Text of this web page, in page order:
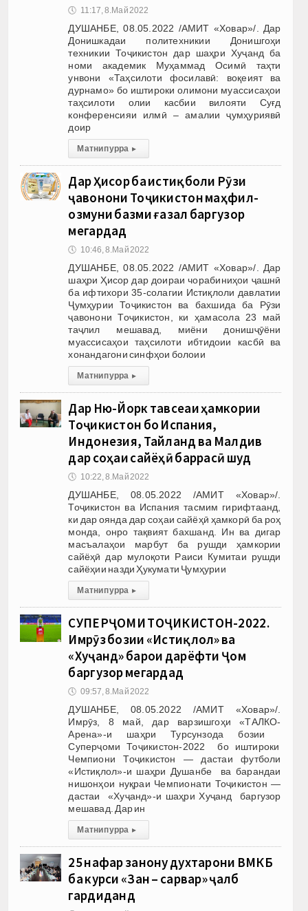
🕔 11:17, 8.Май 2022
ДУШАНБЕ, 08.05.2022 /АМИТ «Ховар»/. Дар
Донишкадаи политехникии Донишгоҳи
техникии Тоҷикистон дар шаҳри Хуҷанд ба
номи академик Муҳаммад Осимӣ таҳти
унвони «Таҳсилоти фосилавӣ: воқеият ва
дурнамо» бо иштироки олимони муассисаҳои
таҳсилоти олии касбии вилояти Суғд
конференсияи илмӣ – амалии ҷумҳуриявӣ
доир
Матни пурра ▸
Дар Ҳисор ба истиқболи Рӯзи
ҷавонони Тоҷикистон маҳфил-
озмуни базми ғазал баргузор
мегардад
🕔 10:46, 8.Май 2022
ДУШАНБЕ, 08.05.2022 /АМИТ «Ховар»/. Дар
шаҳри Ҳисор дар доираи чорабиниҳои ҷашнӣ
ба ифтихори 35-солагии Истиқлоли давлатии
Ҷумҳурии Тоҷикистон ва бахшида ба Рӯзи
ҷавонони Тоҷикистон, ки ҳамасола 23 май
таҷлил мешавад, миёни донишҷӯёни
муассисаҳои таҳсилоти ибтидоии касбӣ ва
хонандагони синфҳои болоии
Матни пурра ▸
Дар Ню-Йорк тавсеаи ҳамкории
Тоҷикистон бо Испания,
Индонезия, Тайланд ва Малдив
дар соҳаи сайёҳӣ баррасӣ шуд
🕔 10:22, 8.Май 2022
ДУШАНБЕ, 08.05.2022 /АМИТ «Ховар»/.
Тоҷикистон ва Испания тасмим гирифтаанд,
ки дар оянда дар соҳаи сайёҳӣ ҳамкорӣ ба роҳ
монда, онро тақвият бахшанд. Ин ва дигар
масъалаҳои марбут ба рушди ҳамкории
сайёҳӣ дар мулоқоти Раиси Кумитаи рушди
сайёҳии назди Ҳукумати Ҷумҳурии
Матни пурра ▸
СУПЕРҶОМИ ТОҶИКИСТОН-2022.
Имрӯз бозии «Истиқлол» ва
«Хуҷанд» барои дарёфти Ҷом
баргузор мегардад
🕔 09:57, 8.Май 2022
ДУШАНБЕ, 08.05.2022 /АМИТ «Ховар»/.
Имрӯз, 8 май, дар варзишгоҳи «ТАЛКО-
Арена»-и шаҳри Турсунзода бозии
Суперҷоми Тоҷикистон-2022 бо иштироки
Чемпиони Тоҷикистон — дастаи футболи
«Истиқлол»-и шаҳри Душанбе ва барандаи
нишонҳои нуқраи Чемпионати Тоҷикистон —
дастаи «Хуҷанд»-и шаҳри Хуҷанд баргузор
мешавад. Дар ин
Матни пурра ▸
25 нафар занону духтарони ВМКБ
ба курси «Зан – сарвар» ҷалб
гардиданд